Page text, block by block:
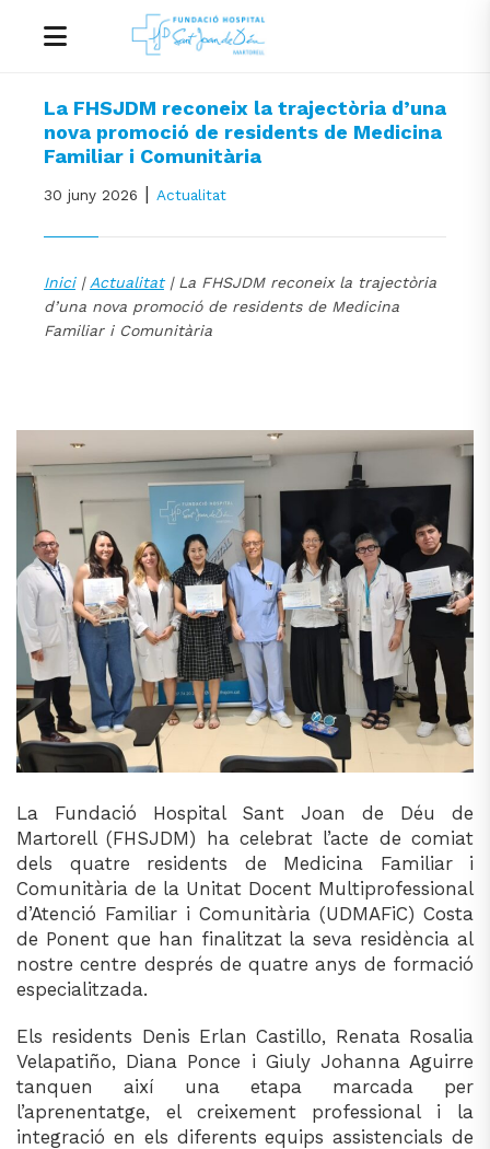
La FHSJDM reconeix la trajectòria d’una
nova promoció de residents de Medicina
Familiar i Comunitària
30 juny 2026 Actualitat
Inici| Actualitat| La FHSJDM reconeix la trajectòria
d’una nova promoció de residents de Medicina
Familiar i Comunitària
La Fundació Hospital Sant Joan de Déu de
Martorell (FHSJDM) ha celebrat l’acte de comiat
dels quatre residents de Medicina Familiar i
Comunitària de la Unitat Docent Multiprofessional
d’Atenció Familiar i Comunitària (UDMAFiC) Costa
de Ponent que han finalitzat la seva residència al
nostre centre després de quatre anys de formació
especialitzada.
Els residents Denis Erlan Castillo, Renata Rosalia
Velapatiño, Diana Ponce i Giuly Johanna Aguirre
tanquen així una etapa marcada per
l’aprenentatge, el creixement professional i la
integració en els diferents equips assistencials de